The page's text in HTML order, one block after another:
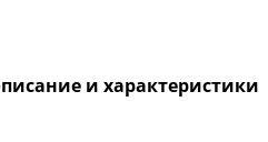
и характеристики